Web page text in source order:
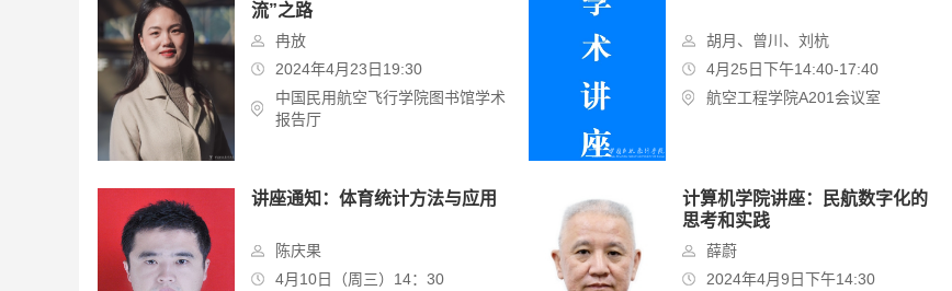
流”之路
冉放
2024年4月23日19:30
中国民用航空飞行学院图书馆学术
报告厅
胡月、曾川、刘杭
4月25日下午14:40-17:40
航空工程学院A201会议室
讲座通知：体育统计方法与应用
陈庆果
4月10日（周三）14：30
计算机学院讲座：民航数字化的
思考和实践
薛蔚
2024年4月9日下午14:30